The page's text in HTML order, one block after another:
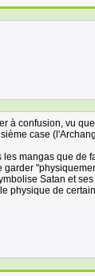
à confusion, vu
case
mangas que de
Satan et
physique de